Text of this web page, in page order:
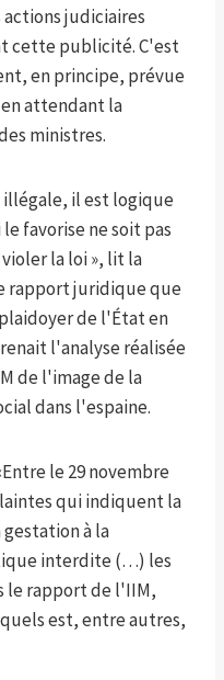
judiciaires
cette publicité. C'est
en principe, prévue
attendant la
ministres.
illégale, il est logique
favorise ne soit pas
la loi », lit la
rapport juridique que
de l'État en
l'analyse réalisée
de l'image de la
dans l'espaine.
le 29 novembre
qui indiquent la
à la
interdite (…) les
le rapport de l'IIM,
est, entre autres,